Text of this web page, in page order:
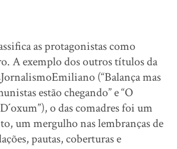
as protagonistas como
A exemplo dos outros títulos da
(“Balança mas
estão chegando” e “O
o das comadres foi um
um mergulho nas lembranças de
pautas, coberturas e